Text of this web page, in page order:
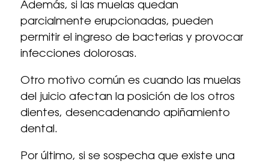
Además, si las muelas quedan
parcialmente erupcionadas, pueden
permitir el ingreso de bacterias y provocar
infecciones dolorosas.
Otro motivo común es cuando las muelas
del juicio afectan la posición de los otros
dientes, desencadenando apiñamiento
dental.
Por último, si se sospecha que existe una